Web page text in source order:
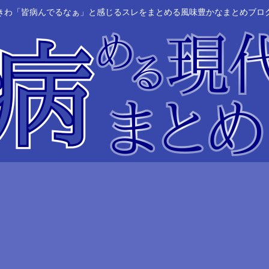
わ「皆病んでるなぁ」と感じるスレをまとめる風味豊かなまとめブロ